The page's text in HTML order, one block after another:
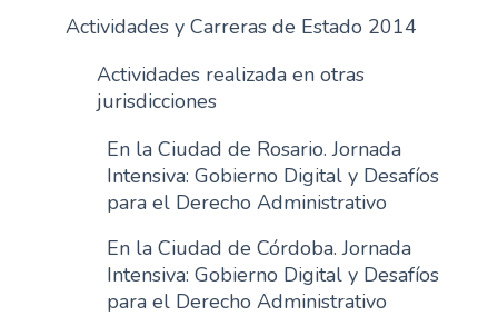
Actividades y Carreras de Estado 2014
Actividades realizada en otras
jurisdicciones
En la Ciudad de Rosario. Jornada
Intensiva: Gobierno Digital y Desafíos
para el Derecho Administrativo
En la Ciudad de Córdoba. Jornada
Intensiva: Gobierno Digital y Desafíos
para el Derecho Administrativo